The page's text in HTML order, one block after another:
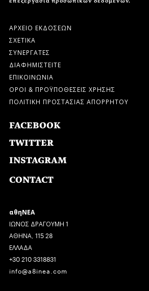
ΑΡΧΕΙΟ ΕΚΔΟΣΕΩΝ
ΣΧΕΤΙΚΑ
ΣΥΝΕΡΓΑΤΕΣ
ΔΙΑΦΗΜΙΣΤΕΙΤΕ
ΕΠΙΚΟΙΝΩΝΙΑ
ΟΡΟΙ & ΠΡΟΫΠΟΘΕΣΕΙΣ ΧΡΗΣΗΣ
ΠΟΛΙΤΙΚΗ ΠΡΟΣΤΑΣΙΑΣ ΑΠΟΡΡΗΤΟΥ
FACEBOOK
TWITTER
INSTAGRAM
CONTACT
αθηΝΕΑ
ΙΩΝΟΣ ΔΡΑΓΟΥΜΗ 1
ΑΘΗΝΑ, 115 28
ΕΛΛΑΔΑ
+30 210 3318831
info@a8inea.com